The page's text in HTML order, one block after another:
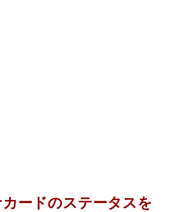
ードのステータスを